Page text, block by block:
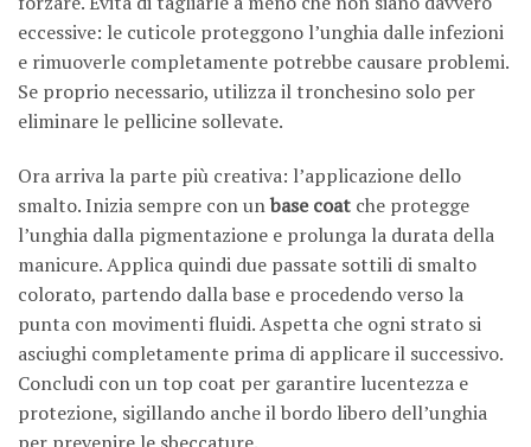
eccessive: le cuticole proteggono l’unghia dalle infezioni
e rimuoverle completamente potrebbe causare problemi.
Se proprio necessario, utilizza il tronchesino solo per
eliminare le pellicine sollevate.
Ora arriva la parte più creativa: l’applicazione dello
smalto. Inizia sempre con unbase coat che protegge
l’unghia dalla pigmentazione e prolunga la durata della
manicure. Applica quindi due passate sottili di smalto
colorato, partendo dalla base e procedendo verso la
punta con movimenti fluidi. Aspetta che ogni strato si
asciughi completamente prima di applicare il successivo.
Concludi con un top coat per garantire lucentezza e
protezione, sigillando anche il bordo libero dell’unghia
per prevenire le sbeccature.